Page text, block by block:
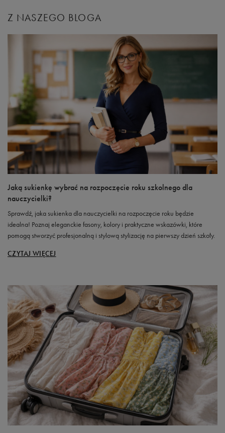
Z NASZEGO BLOGA
Jaką sukienkę wybrać na rozpoczęcie roku szkolnego dla
nauczycielki?
Sprawdź, jaka sukienka dla nauczycielki na rozpoczęcie roku będzie
idealna! Poznaj eleganckie fasony, kolory i praktyczne wskazówki, które
pomogą stworzyć profesjonalną i stylową stylizację na pierwszy dzień szkoły.
CZYTAJ WIĘCEJ